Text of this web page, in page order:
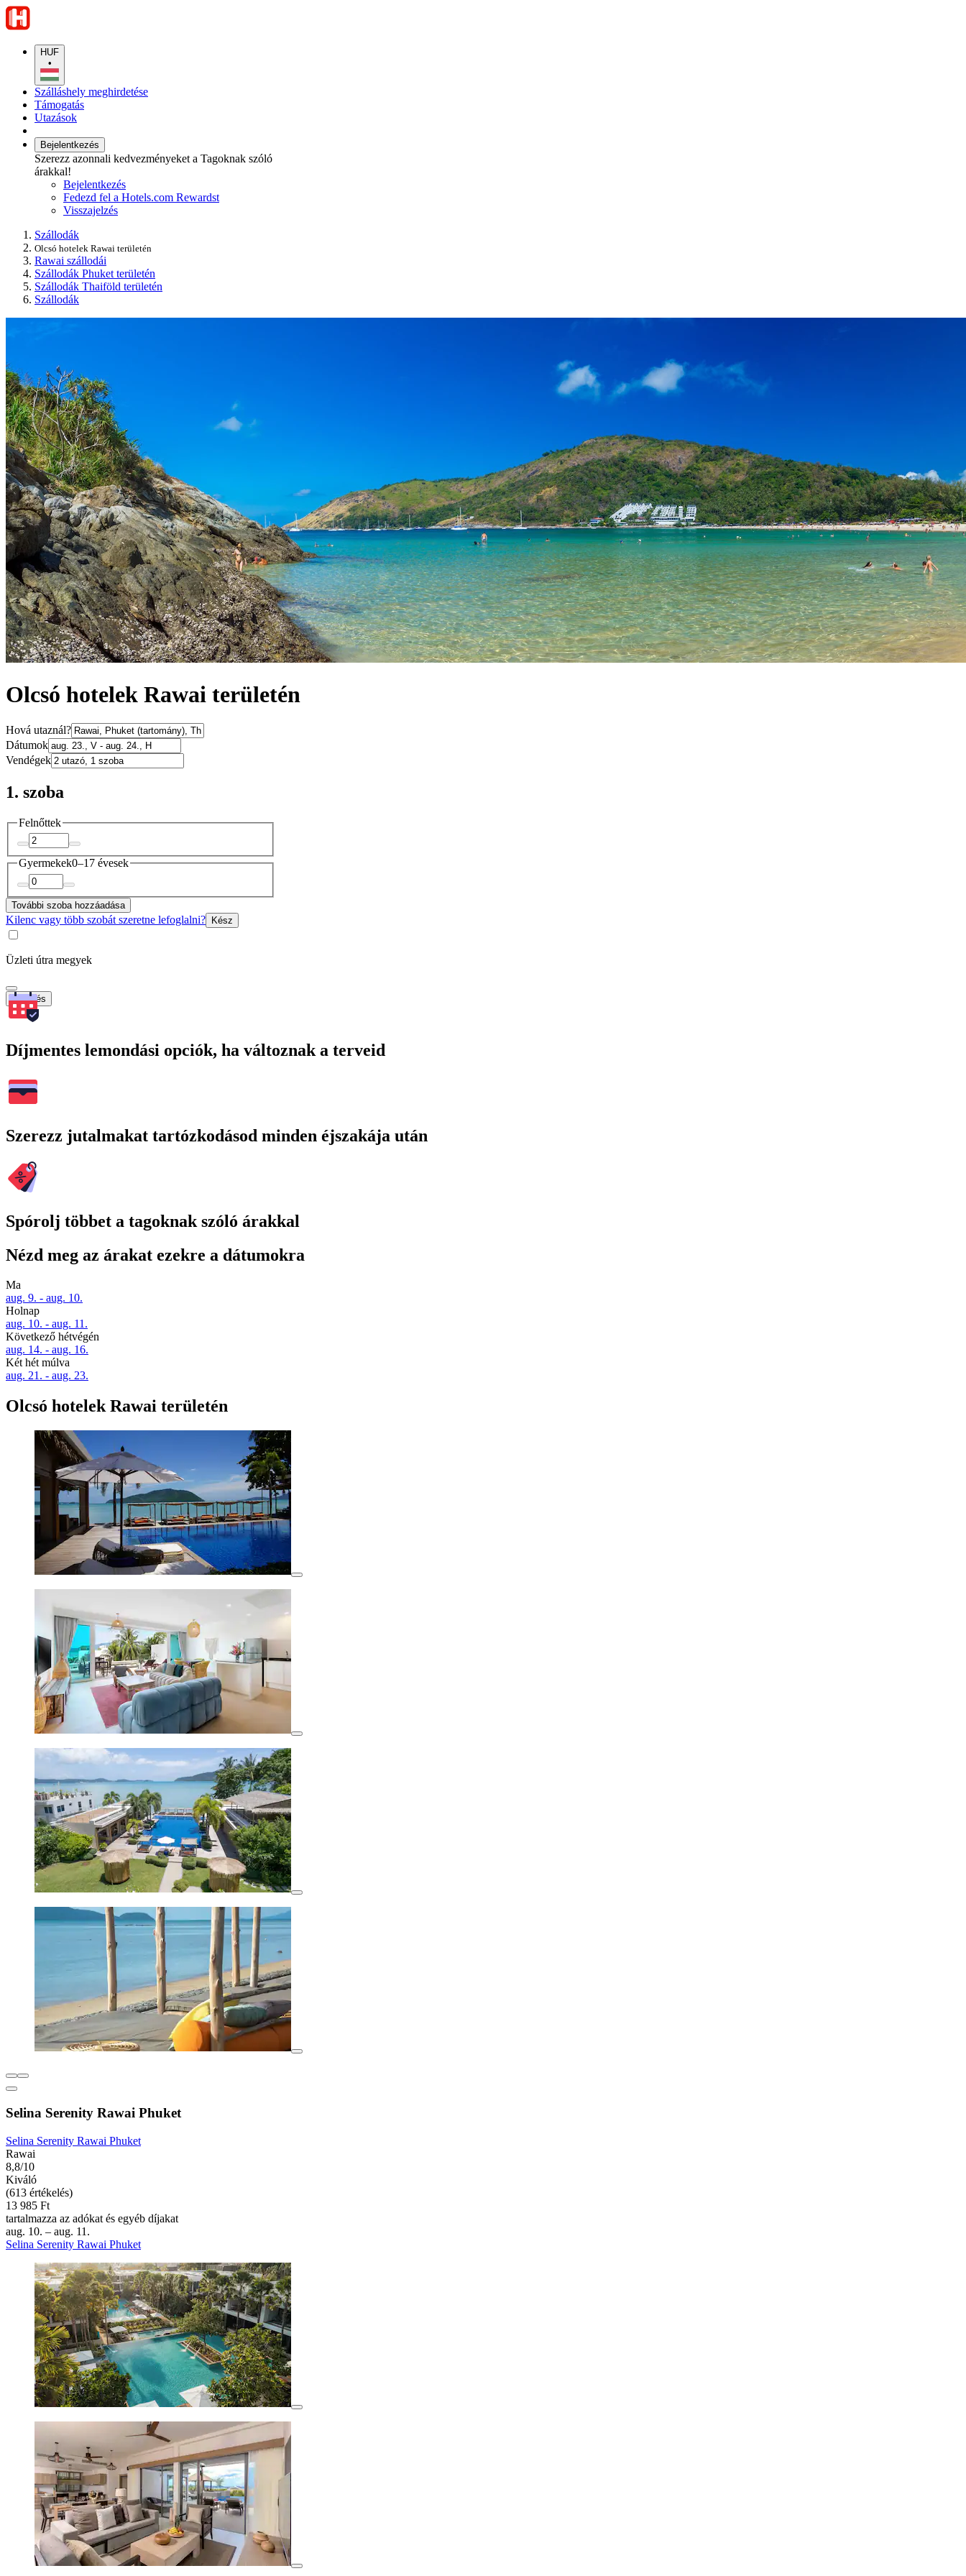
HUF
•
Szálláshely meghirdetése
Támogatás
Utazások
Bejelentkezés
Szerezz azonnali kedvezményeket a Tagoknak szóló
árakkal!
Bejelentkezés
Fedezd fel a Hotels.com Rewardst
Visszajelzés
Szállodák
Olcsó hotelek Rawai területén
Rawai szállodái
Szállodák Phuket területén
Szállodák Thaiföld területén
Szállodák
Olcsó hotelek Rawai területén
Hová utaznál?
Dátumok
Vendégek
1. szoba
Felnőttek
Gyermekek0–17 évesek
További szoba hozzáadása
Kilenc vagy több szobát szeretne lefoglalni? Kész
Üzleti útra megyek
Keresés
Díjmentes lemondási opciók, ha változnak a terveid
Szerezz jutalmakat tartózkodásod minden éjszakája után
Spórolj többet a tagoknak szóló árakkal
Nézd meg az árakat ezekre a dátumokra
Ma
aug. 9. - aug. 10.
Holnap
aug. 10. - aug. 11.
Következő hétvégén
aug. 14. - aug. 16.
Két hét múlva
aug. 21. - aug. 23.
Olcsó hotelek Rawai területén
Selina Serenity Rawai Phuket
Selina Serenity Rawai Phuket
Rawai
8,8/10
Kiváló
(613 értékelés)
13 985 Ft
tartalmazza az adókat és egyéb díjakat
aug. 10. – aug. 11.
Selina Serenity Rawai Phuket